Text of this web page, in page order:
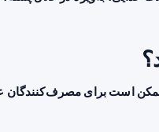
است برای مصرف‌کنندگان